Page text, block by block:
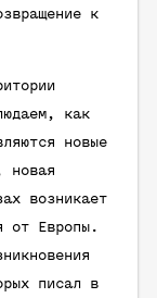
к
как
новые
новая
возникает
от Европы.
писал в